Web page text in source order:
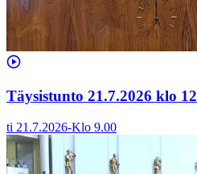
Täysistunto 21.7.2026 klo 12
ti 21.7.2026-Klo 9.00